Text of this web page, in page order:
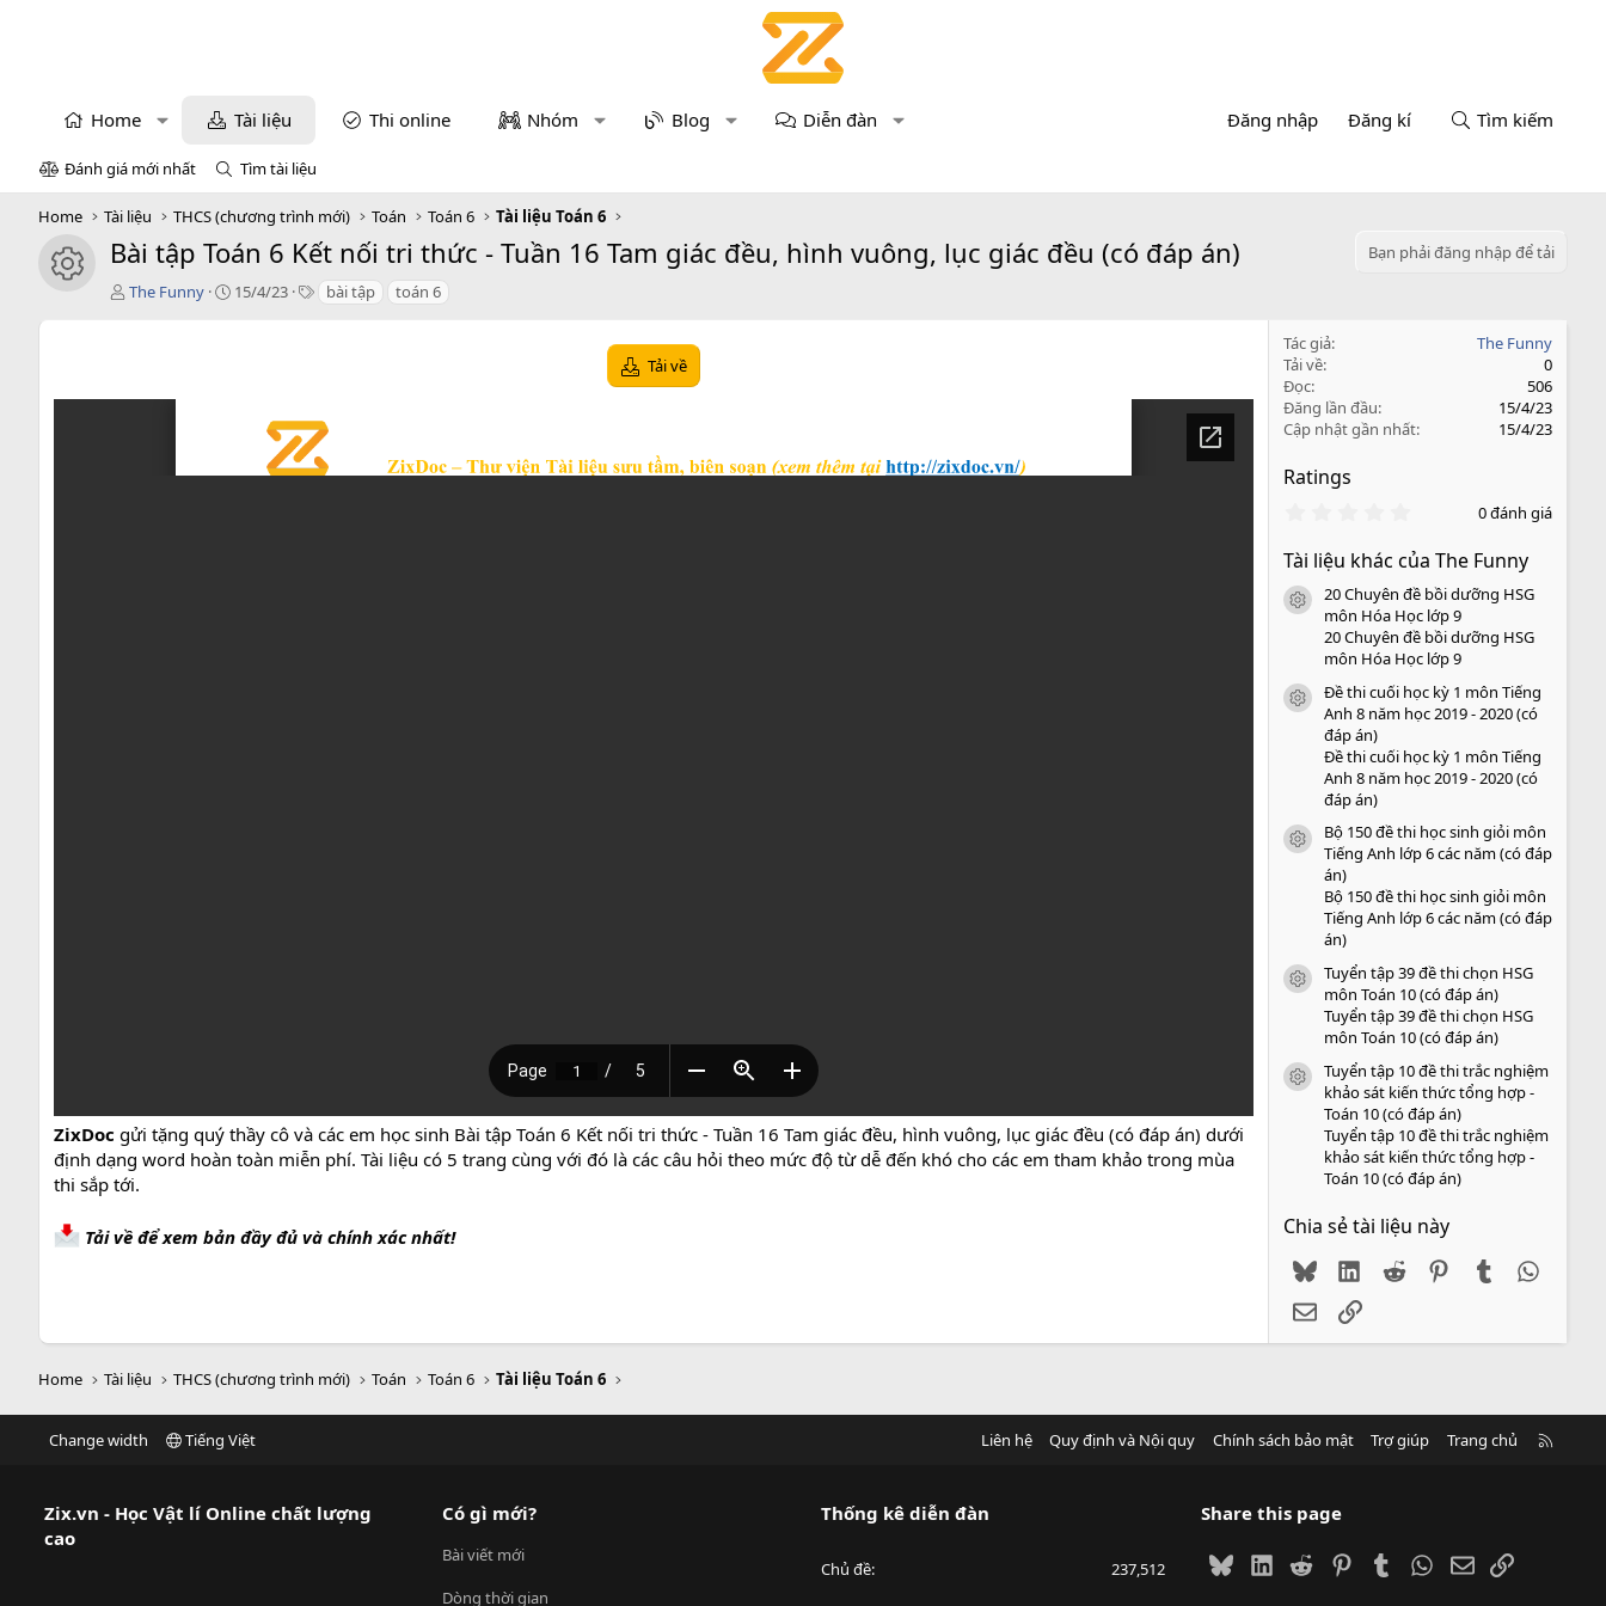
Home Tài liệu Thi online Nhóm Blog Diễn đàn Đăng nhập Đăng kí Tìm kiếm
Đánh giá mới nhất Tìm tài liệu
Home Tài liệu THCS (chương trình mới) Toán Toán 6 Tài liệu Toán 6
icon tài liệu
Bài tập Toán 6 Kết nối tri thức - Tuần 16 Tam giác đều, hình vuông, lục giác đều (có đáp án)
Bạn phải đăng nhập để tải
T
ả
The Funny
C15/4/23
T bài tập toán 6
Tải về
ZixDoc gửi tặng quý thầy cô và các em học sinh Bài tập Toán 6 Kết nối tri thức - Tuần 16 Tam giác đều, hình vuông, lục giác đều (có đáp án) dưới
định dạng word hoàn toàn miễn phí. Tài liệu có 5 trang cùng với đó là các câu hỏi theo mức độ từ dễ đến khó cho các em tham khảo trong mùa
thi sắp tới.
Tải về để xem bản đầy đủ và chính xác nhất!
Tác giả
The Funny
Tải về
0
Đọc
506
Đăng lần đầu
15/4/23
Cập nhật gần nhất
15/4/23
Ratings
0
0
s
a
o
0 đánh giá
Tài liệu khác của The Funny
icon tài liệu
20 Chuyên đề bồi dưỡng HSG
môn Hóa Học lớp 9
20 Chuyên đề bồi dưỡng HSG
môn Hóa Học lớp 9
icon tài liệu
Đề thi cuối học kỳ 1 môn Tiếng
Anh 8 năm học 2019 - 2020 (có
đáp án)
Đề thi cuối học kỳ 1 môn Tiếng
Anh 8 năm học 2019 - 2020 (có
đáp án)
icon tài liệu
Bộ 150 đề thi học sinh giỏi môn
Tiếng Anh lớp 6 các năm (có đáp
án)
Bộ 150 đề thi học sinh giỏi môn
Tiếng Anh lớp 6 các năm (có đáp
án)
icon tài liệu
Tuyển tập 39 đề thi chọn HSG
môn Toán 10 (có đáp án)
Tuyển tập 39 đề thi chọn HSG
môn Toán 10 (có đáp án)
icon tài liệu
Tuyển tập 10 đề thi trắc nghiệm
khảo sát kiến thức tổng hợp -
Toán 10 (có đáp án)
Tuyển tập 10 đề thi trắc nghiệm
khảo sát kiến thức tổng hợp -
Toán 10 (có đáp án)
Chia sẻ tài liệu này
BlueskyLinkedIn
Reddit PinterestTumblr
EmailLink
Home Tài liệu THCS (chương trình mới) Toán Toán 6 Tài liệu Toán 6
Change width Tiếng Việt Liên hệ Quy định và Nội quy Chính sách bảo mật Trợ giúp Trang chủ
Zix.vn - Học Vật lí Online chất lượng
cao
Có gì mới?
Bài viết mới
Dòng thời gian
Thống kê diễn đàn
Chủ đề 237,512
Share this page
BlueskyLinkedIn
Reddit PinterestTumblrWhatsApp
EmailLink